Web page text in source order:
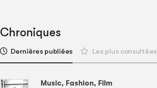
Chroniques
Dernières publiées Les plus consultées
Music, Fashion, Film